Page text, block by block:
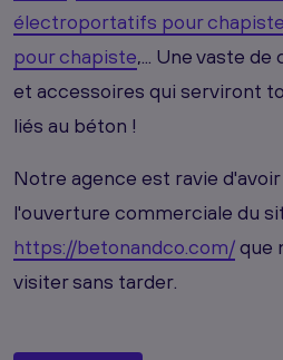
électroportatifs pour chapiste
pour chapiste,... Une vaste
et accessoires qui serviront
liés au béton !
Notre agence est ravie
l'ouverture commerciale du
https://betonandco.com/que
visiter sans tarder.